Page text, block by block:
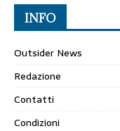
INFO
Outsider News
Redazione
Contatti
Condizioni